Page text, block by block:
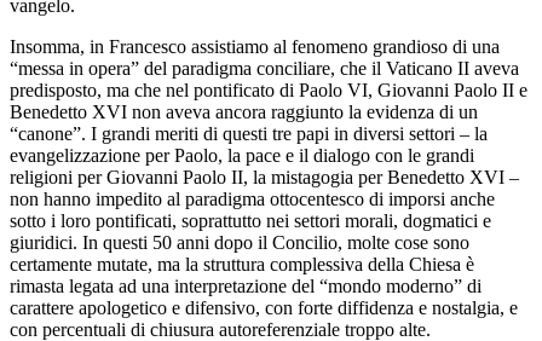
vangelo.
Insomma, in Francesco assistiamo al fenomeno grandioso di una
“messa in opera” del paradigma conciliare, che il Vaticano II aveva
predisposto, ma che nel pontificato di Paolo VI, Giovanni Paolo II e
Benedetto XVI non aveva ancora raggiunto la evidenza di un
“canone”. I grandi meriti di questi tre papi in diversi settori – la
evangelizzazione per Paolo, la pace e il dialogo con le grandi
religioni per Giovanni Paolo II, la mistagogia per Benedetto XVI –
non hanno impedito al paradigma ottocentesco di imporsi anche
sotto i loro pontificati, soprattutto nei settori morali, dogmatici e
giuridici. In questi 50 anni dopo il Concilio, molte cose sono
certamente mutate, ma la struttura complessiva della Chiesa è
rimasta legata ad una interpretazione del “mondo moderno” di
carattere apologetico e difensivo, con forte diffidenza e nostalgia, e
con percentuali di chiusura autoreferenziale troppo alte.